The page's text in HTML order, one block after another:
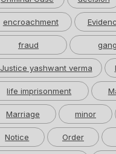
encroachment
fraud
Justice yashwant verma
life imprisonment
Marriage minor
Notice Order